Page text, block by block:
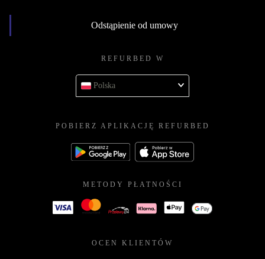
Odstąpienie od umowy
REFURBED W
Polska
POBIERZ APLIKACJĘ REFURBED
METODY PŁATNOŚCI
OCEN KLIENTÓW